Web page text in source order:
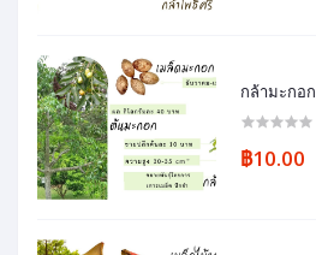
กล้ามะกอก
฿10.00